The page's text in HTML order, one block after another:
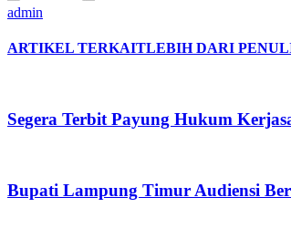
admin
ARTIKEL TERKAITLEBIH DARI
Segera Terbit Payung Hukum
Bupati Lampung Timur Audiensi